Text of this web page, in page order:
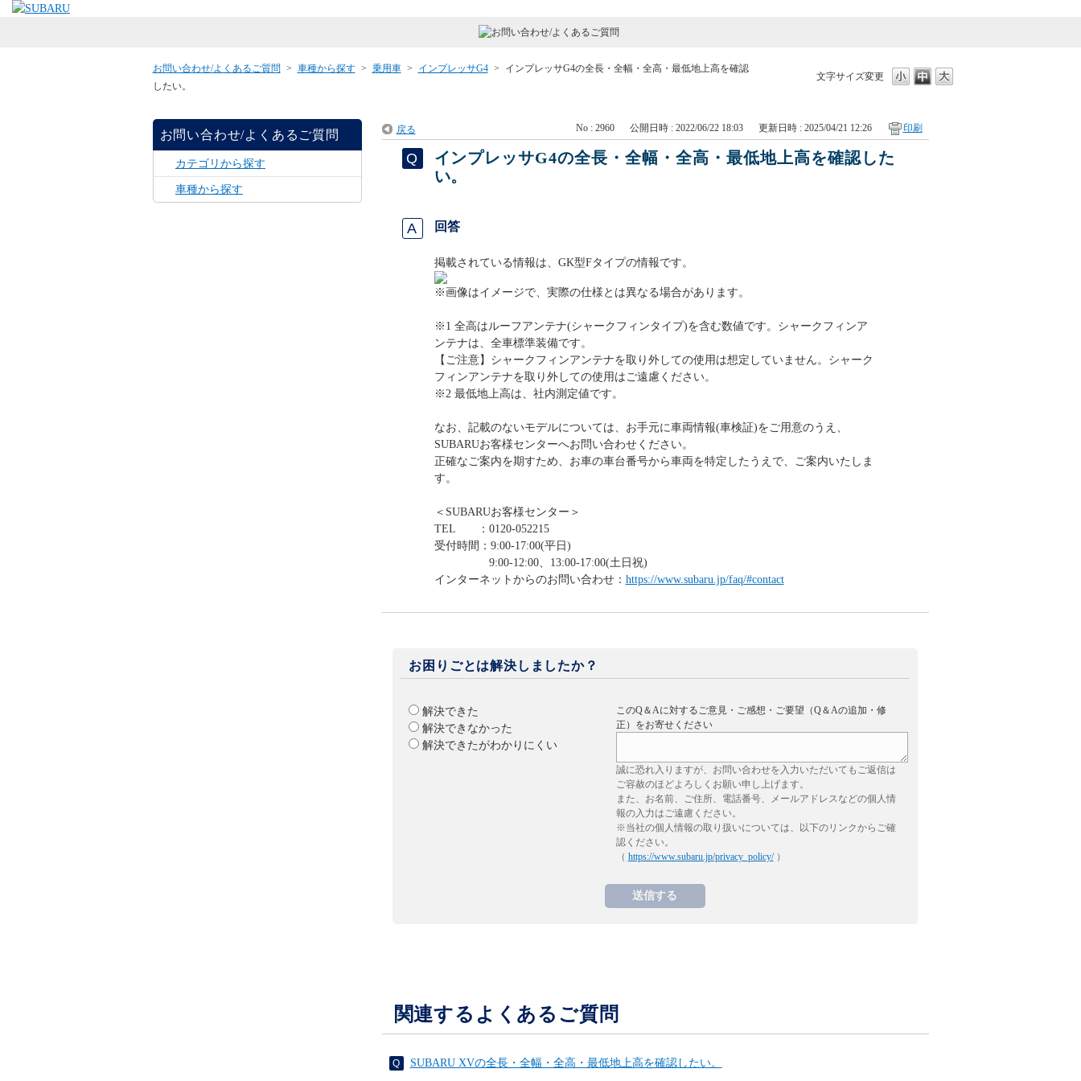
文字サイズ変更
お問い合わせ/よくあるご質問 > 車種から探す > 乗用車 > インプレッサG4 >
インプレッサG4の全長・全幅・全高・最低地上高を確認
したい。
お問い合わせ/よくあるご質問
カテゴリから探す
車種から探す
戻る No : 2960 公開日時 : 2022/06/22 18:03 更新日時 : 2025/04/21 12:26 印刷
インプレッサG4の全長・全幅・全高・最低地上高を確認した
い。
回答
掲載されている情報は、GK型Fタイプの情報です。
※画像はイメージで、実際の仕様とは異なる場合があります。
※1 全高はルーフアンテナ(シャークフィンタイプ)を含む数値です。シャークフィンア
ンテナは、全車標準装備です。
【ご注意】シャークフィンアンテナを取り外しての使用は想定していません。シャーク
フィンアンテナを取り外しての使用はご遠慮ください。
※2 最低地上高は、社内測定値です。
なお、記載のないモデルについては、お手元に車両情報(車検証)をご用意のうえ、
SUBARUお客様センターへお問い合わせください。
正確なご案内を期すため、お車の車台番号から車両を特定したうえで、ご案内いたしま
す。
＜SUBARUお客様センター＞
TEL ：0120-052215
受付時間：9:00-17:00(平日)
9:00-12:00、13:00-17:00(土日祝)
インターネットからのお問い合わせ： https://www.subaru.jp/faq/#contact
お困りごとは解決しましたか？
解決できた
解決できなかった
解決できたがわかりにくい
このQ＆Aに対するご意見・ご感想・ご要望（Q＆Aの追加・修
正）をお寄せください
誠に恐れ入りますが、お問い合わせを入力いただいてもご返信は
ご容赦のほどよろしくお願い申し上げます。
また、お名前、ご住所、電話番号、メールアドレスなどの個人情
報の入力はご遠慮ください。
※当社の個人情報の取り扱いについては、以下のリンクからご確
認ください。
（ https://www.subaru.jp/privacy_policy/）
関連するよくあるご質問
SUBARU XVの全長・全幅・全高・最低地上高を確認したい。